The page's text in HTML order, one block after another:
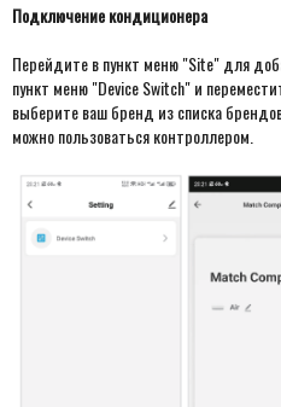
Подключение кондиционера
Перейдите в пункт меню "Site" для
пункт меню "Device Switch" и
выберите ваш бренд из списка
можно пользоваться контроллером.